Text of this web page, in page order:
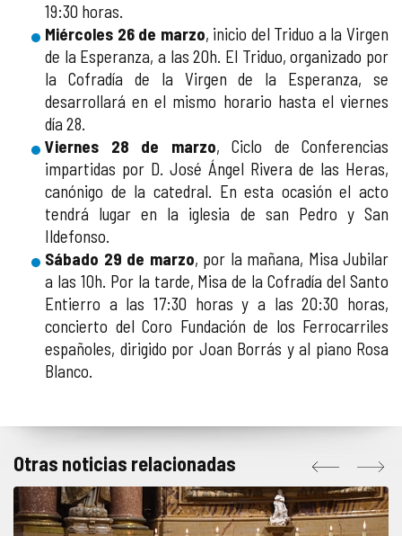
19:30 horas.
Miércoles 26 de marzo, inicio del Triduo a la Virgen
de la Esperanza, a las 20h. El Triduo, organizado por
la Cofradía de la Virgen de la Esperanza, se
desarrollará en el mismo horario hasta el viernes
día 28.
Viernes 28 de marzo, Ciclo de Conferencias
impartidas por D. José Ángel Rivera de las Heras,
canónigo de la catedral. En esta ocasión el acto
tendrá lugar en la iglesia de san Pedro y San
Ildefonso.
Sábado 29 de marzo, por la mañana, Misa Jubilar
a las 10h. Por la tarde, Misa de la Cofradía del Santo
Entierro a las 17:30 horas y a las 20:30 horas,
concierto del Coro Fundación de los Ferrocarriles
españoles, dirigido por Joan Borrás y al piano Rosa
Blanco.
Otras noticias relacionadas